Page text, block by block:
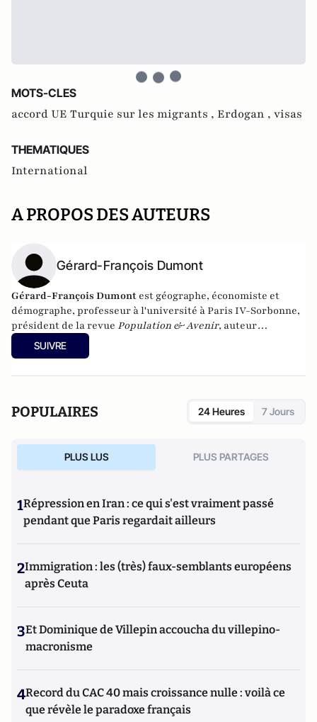
MOTS-CLES
accord UE Turquie sur les migrants , Erdogan , visas
THEMATIQUES
International
A PROPOS DES AUTEURS
Gérard-François Dumont
Gérard-François Dumont est géographe, économiste et
démographe, professeur à l'université à Paris IV-Sorbonne,
président de la revue Population & Avenir, auteur
notamment de
Populations et Territoires de France en 2030
(L’Harmattan),et
SUIVRE
POPULAIRES 24 Heures 7 Jours
PLUS LUS PLUS PARTAGES
1Répression en Iran : ce qui s'est vraiment passé
pendant que Paris regardait ailleurs
2Immigration : les (très) faux-semblants européens
après Ceuta
3Et Dominique de Villepin accoucha du villepino-
macronisme
4Record du CAC 40 mais croissance nulle : voilà ce
que révèle le paradoxe français